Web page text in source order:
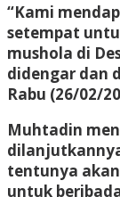
“Kami
setempat
mushola di
didengar dan
Rabu (26/02/
Muhtadin
tentunya
untuk